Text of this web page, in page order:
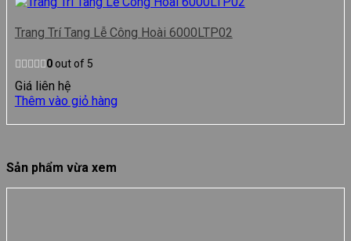
Trang Trí Tang Lễ Công Hoài 6000LTP02
0out of 5
Giá liên hệ
Thêm vào giỏ hàng
Sản phẩm vừa xem